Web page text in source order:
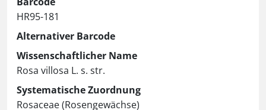
HR95-181
Alternativer Barcode
Wissenschaftlicher Name
Rosa villosa L. s. str.
Systematische Zuordnung
Rosaceae (Rosengewächse)